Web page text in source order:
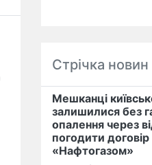
Стрічка новин
Мешканці
залишилися без
опалення через
погодити
«Нафтогазом»